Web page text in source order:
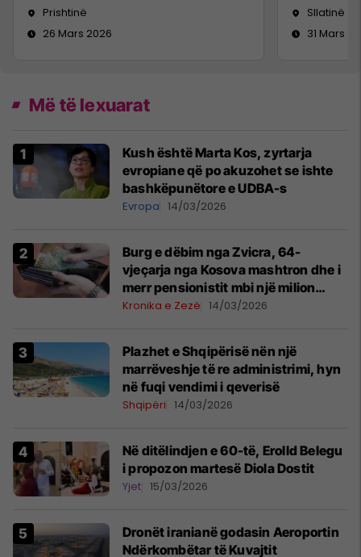
Prishtinë
26 Mars 2026
Sllatinë
31 Mars
Më të lexuarat
Kush është Marta Kos, zyrtarja
evropiane që po akuzohet se ishte
bashkëpunëtore e UDBA-s
Evropa 14/03/2026
Burg e dëbim nga Zvicra, 64-
vjeçarja nga Kosova mashtron dhe i
merr pensionistit mbi një milion
franga
Kronika e Zezë 14/03/2026
Plazhet e Shqipërisë nën një
marrëveshje të re administrimi, hyn
në fuqi vendimi i qeverisë
Shqipëri 14/03/2026
Në ditëlindjen e 60-të, Erolld Belegu
i propozon martesë Diola Dostit
Yjet 15/03/2026
Dronët iranianë godasin Aeroportin
Ndërkombëtar të Kuvajtit